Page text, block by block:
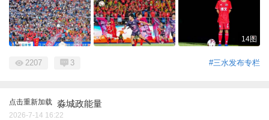
14图
#三水发布专栏
2207 3
点击重新加载 淼城政能量
2026-7-14 16:22